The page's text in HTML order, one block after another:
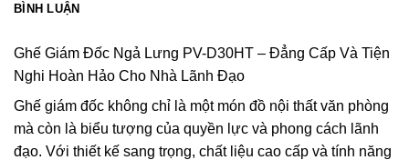
BÌNH LUẬN
Ghế Giám Đốc Ngả Lưng PV-D30HT – Đẳng Cấp Và Tiện
Nghi Hoàn Hảo Cho Nhà Lãnh Đạo
Ghế giám đốc không chỉ là một món đồ nội thất văn phòng
mà còn là biểu tượng của quyền lực và phong cách lãnh
đạo. Với thiết kế sang trọng, chất liệu cao cấp và tính năng